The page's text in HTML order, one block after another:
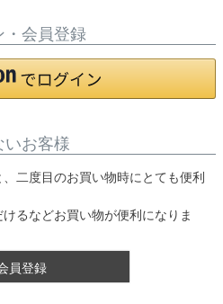
・会員登録
いお客様
二度目のお買い物時にとても便利
るなどお買い物が便利になりま
員登録